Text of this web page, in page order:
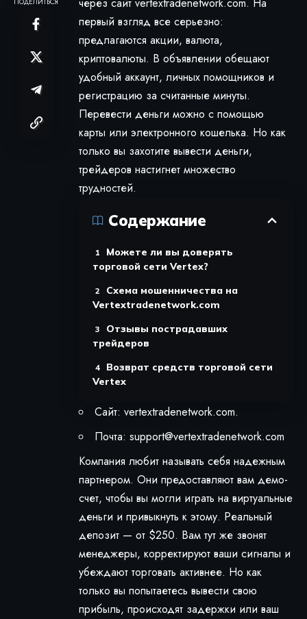
через сайт vertextradenetwork.com. На
первый взгляд все серьезно:
предлагаются акции, валюта,
криптовалюты. В объявлении обещают
удобный аккаунт, личных помощников и
регистрацию за считанные минуты.
Перевести деньги можно с помощью
карты или электронного кошелька. Но как
только вы захотите вывести деньги,
трейдеров настигнет множество
трудностей.
Содержание
Можете ли вы доверять
торговой сети Vertex?
Схема мошенничества на
Vertextradenetwork.com
Отзывы пострадавших
трейдеров
Возврат средств торговой сети
Vertex
Сайт: vertextradenetwork.com.
Почта: support@vertextradenetwork.com
Компания любит называть себя надежным
партнером. Они предоставляют вам демо-
счет, чтобы вы могли играть на виртуальные
деньги и привыкнуть к этому. Реальный
депозит — от $250. Вам тут же звонят
менеджеры, корректируют ваши сигналы и
убеждают торговать активнее. Но как
только вы попытаетесь вывести свою
прибыль, происходят задержки или ваш